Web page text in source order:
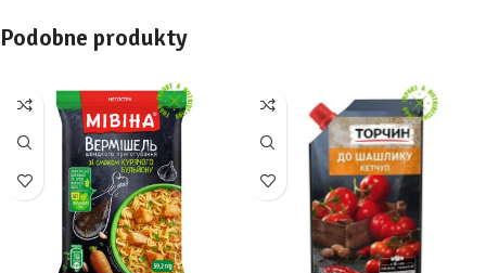
Podobne produkty